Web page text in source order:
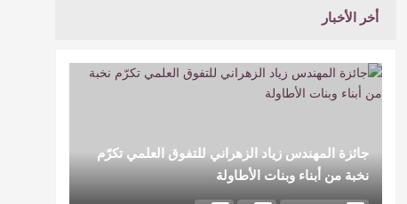
أخر الأخبار
جائزة المهندس زياد الزهراني للتفوق العلمي تكرّم
نخبة من أبناء وبنات الأطاولة